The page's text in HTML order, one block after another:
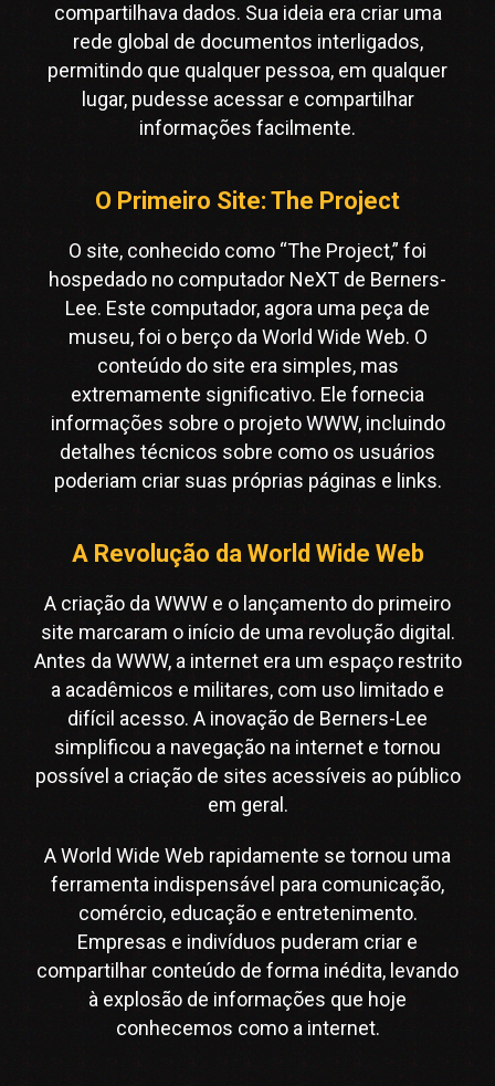
compartilhava dados. Sua ideia era criar uma
rede global de documentos interligados,
permitindo que qualquer pessoa, em qualquer
lugar, pudesse acessar e compartilhar
informações facilmente.
O Primeiro Site: The Project
O site, conhecido como “The Project,” foi
hospedado no computador NeXT de Berners-
Lee. Este computador, agora uma peça de
museu, foi o berço da World Wide Web. O
conteúdo do site era simples, mas
extremamente significativo. Ele fornecia
informações sobre o projeto WWW, incluindo
detalhes técnicos sobre como os usuários
poderiam criar suas próprias páginas e links.
A Revolução da World Wide Web
A criação da WWW e o lançamento do primeiro
site marcaram o início de uma revolução digital.
Antes da WWW, a internet era um espaço restrito
a acadêmicos e militares, com uso limitado e
difícil acesso. A inovação de Berners-Lee
simplificou a navegação na internet e tornou
possível a criação de sites acessíveis ao público
em geral.
A World Wide Web rapidamente se tornou uma
ferramenta indispensável para comunicação,
comércio, educação e entretenimento.
Empresas e indivíduos puderam criar e
compartilhar conteúdo de forma inédita, levando
à explosão de informações que hoje
conhecemos como a internet.